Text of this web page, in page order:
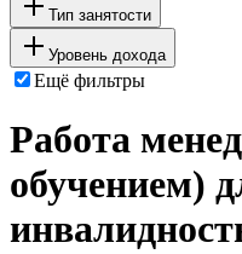
Тип занятости
Уровень дохода
Ещё фильтры
Работа
обучением)